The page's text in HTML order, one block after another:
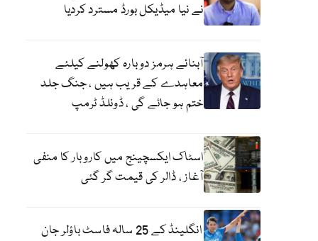
نے نیا میڈیکل بورڈ مسترد کردیا
آبنائے ہرمز دوبارہ کھولنے کیلئے
معاہدے کے قریب ہیں ، جنگ جلد
ختم ہو جائے گی ، ڈونلڈ ٹرمپ
اسٹاک ایکسچینج میں کاروبار کا منفی
آغاز ، ڈالر کی قیمت گر گئی
انگلینڈ کے 25 سالہ فاسٹ باؤلر جان